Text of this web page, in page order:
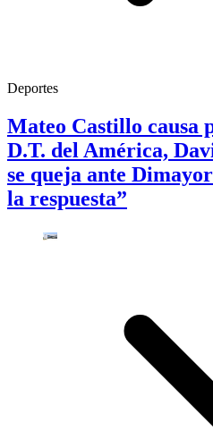
Deportes
Mateo Castillo causa
D.T. del América,
se queja ante
la respuesta”